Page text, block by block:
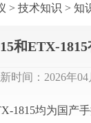
> 技术知识 > 知
和ETX-
时间：2026年04
1815均为国产